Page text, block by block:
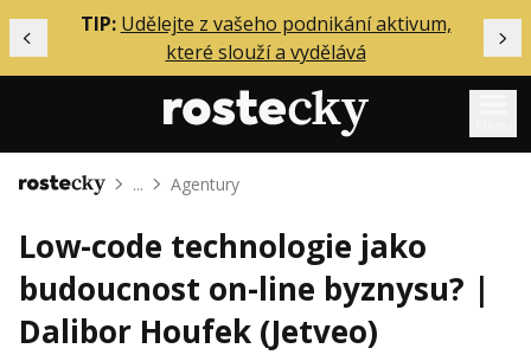
Předchozí
TIP: Udělejte z vašeho podnikání aktivum,
které slouží a vydělává
Mentoring
Podcasty
Solo
Akce
Domů ... Agentury
Low-code technologie jako
budoucnost on-line byznysu? |
Dalibor Houfek (Jetveo)